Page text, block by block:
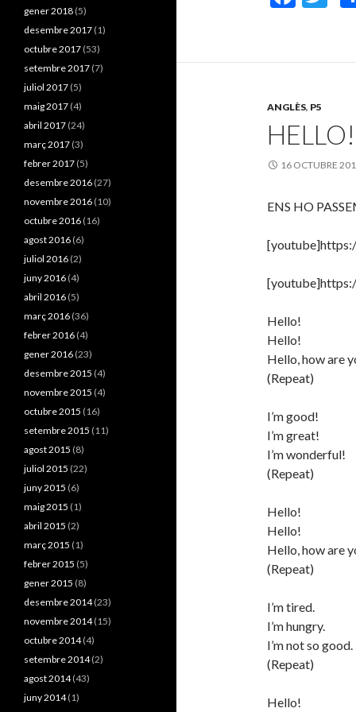
b
o
o
k
er
ANGLÈS, P5
16 OCTUBRE
ENS HO
Hello!
Hello!
Hello, how are
(Repeat)
I’m good!
I’m great!
I’m wonderful!
(Repeat)
Hello!
Hello!
Hello, how are
(Repeat)
I’m tired.
I’m hungry.
I’m not so good.
(Repeat)
Hello!
gener 2018 (5)
desembre 2017 (1)
octubre 2017 (53)
setembre 2017 (7)
juliol 2017 (5)
maig 2017 (4)
abril 2017 (24)
març 2017 (3)
febrer 2017 (5)
desembre 2016 (27)
novembre 2016 (10)
octubre 2016 (16)
agost 2016 (6)
juliol 2016 (2)
juny 2016 (4)
abril 2016 (5)
març 2016 (36)
febrer 2016 (4)
gener 2016 (23)
desembre 2015 (4)
novembre 2015 (4)
octubre 2015 (16)
setembre 2015 (11)
agost 2015 (8)
juliol 2015 (22)
juny 2015 (6)
maig 2015 (1)
abril 2015 (2)
març 2015 (1)
febrer 2015 (5)
gener 2015 (8)
desembre 2014(23)
novembre 2014(15)
octubre 2014(4)
setembre 2014(2)
agost 2014(43)
juny 2014(1)